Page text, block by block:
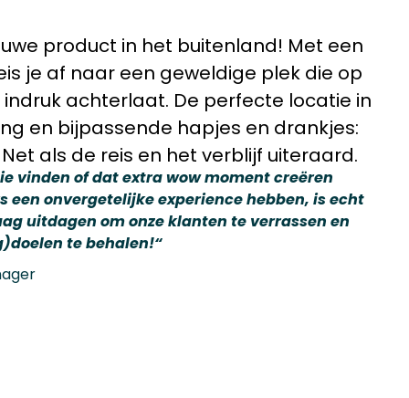
product in het buitenland! Met een
je af naar een geweldige plek die op
achterlaat. De perfecte locatie in
en bijpassende hapjes en drankjes:
als de reis en het verblijf uiteraard.
vinden of dat extra wow moment creëren
een onvergetelijke experience hebben, is echt
uitdagen om onze klanten te verrassen en
te behalen!“